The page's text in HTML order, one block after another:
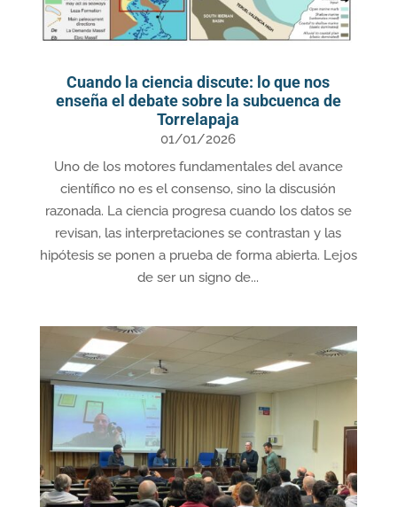
Cuando la ciencia discute: lo que nos
enseña el debate sobre la subcuenca de
Torrelapaja
01/01/2026
Uno de los motores fundamentales del avance
científico no es el consenso, sino la discusión
razonada. La ciencia progresa cuando los datos se
revisan, las interpretaciones se contrastan y las
hipótesis se ponen a prueba de forma abierta. Lejos
de ser un signo de...